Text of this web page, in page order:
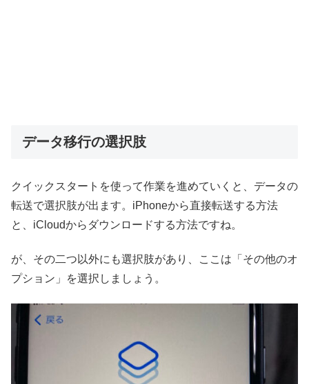
データ移行の選択肢
クイックスタートを使って作業を進めていくと、データの
転送で選択肢が出ます。iPhoneから直接転送する方法
と、iCloudからダウンロードする方法ですね。
が、その二つ以外にも選択肢があり、ここは「その他のオ
プション」を選択しましょう。